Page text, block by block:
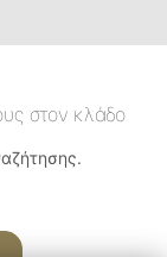
στον κλάδο